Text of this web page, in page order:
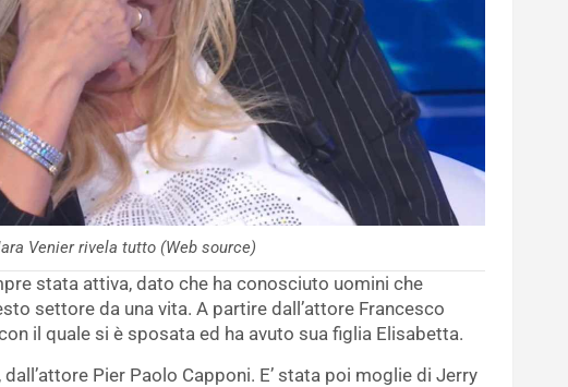
Venier rivela tutto (Web source)
stata attiva, dato che ha conosciuto uomini che
settore da una vita. A partire dall’attore Francesco
il quale si è sposata ed ha avuto sua figlia Elisabetta.
Pier Paolo Capponi. E’ stata poi moglie di Jerry